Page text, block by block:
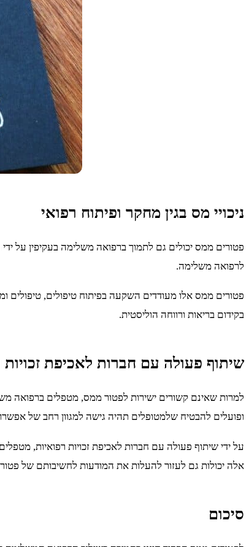
ניכויי מס בגין מחקר ופיתוח רפואי
פטורים ממס יכולים גם לתמוך ברפואה משלימה בעקיפין על
לרפואה משלימה.
פטורים ממס אלו מעודדים השקעה בפיתוח טיפולים, טיפולים
בקידום בריאות ורווחה הוליסטית.
שיתוף פעולה עם חברות לאכיפת זכויות
למרות שאינם קשורים ישירות לפטור ממס, מטפלים ברפואה
ופועלים להבטיח שלמטופלים תהיה גישה למגוון רחב של
על ידי שיתוף פעולה עם חברות לאכיפת זכויות רפואיות,
אלה יכולות גם לעזור להעלות את המודעות לחשיבותם של
סיכום